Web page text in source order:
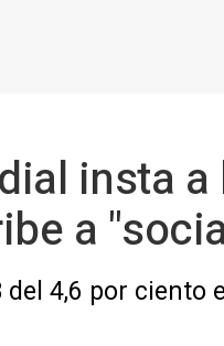
insta
a
4,6 por